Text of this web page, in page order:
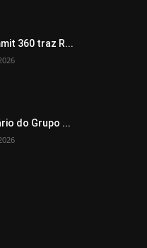
360 traz R...
do Grupo ...